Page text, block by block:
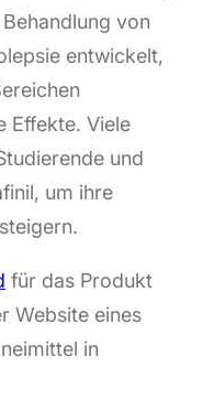
von
entwickelt,
Effekte. Viele
und
um ihre
für das Produkt
Website eines
in